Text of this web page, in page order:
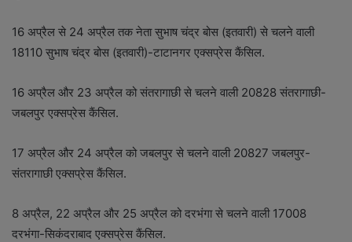
16 अप्रैल से 24 अप्रैल तक नेता सुभाष चंद्र बोस (इतवारी) से चलने वाली
18110 सुभाष चंद्र बोस (इतवारी)-टाटानगर एक्सप्रेस कैंसिल.
16 अप्रैल और 23 अप्रैल को संतरागाछी से चलने वाली 20828 संतरागाछी-
जबलपुर एक्सप्रेस कैंसिल.
17 अप्रैल और 24 अप्रैल को जबलपुर से चलने वाली 20827 जबलपुर-
संतरागाछी एक्सप्रेस कैंसिल.
8 अप्रैल, 22 अप्रैल और 25 अप्रैल को दरभंगा से चलने वाली 17008
दरभंगा-सिकंदराबाद एक्सप्रेस कैंसिल.